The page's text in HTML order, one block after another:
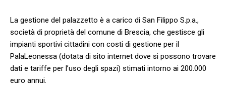
La gestione del palazzetto è a carico di San Filippo S.p.a.,
società di proprietà del comune di Brescia, che gestisce gli
impianti sportivi cittadini con costi di gestione per il
PalaLeonessa (dotata di sito internet dove si possono trovare
dati e tariffe per l’uso degli spazi) stimati intorno ai 200.000
euro annui.